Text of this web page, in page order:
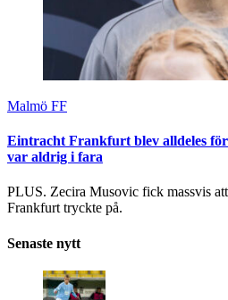
Malmö FF
Eintracht Frankfurt blev alldeles
var aldrig i fara
PLUS. Zecira Musovic fick massvis
Frankfurt tryckte på.
Senaste nytt